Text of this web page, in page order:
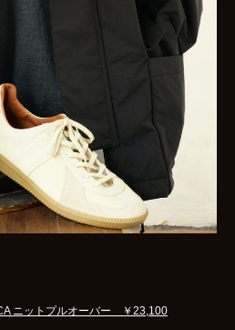
ニットプルオーバー ￥23,100